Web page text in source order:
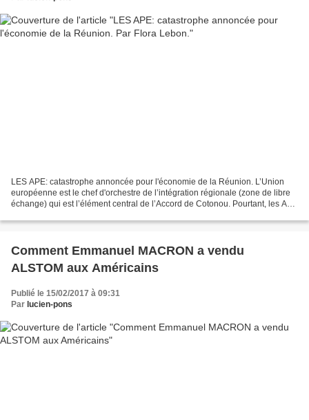
LES APE: catastrophe annoncée pour l'économie de la Réunion. L’Union
européenne est le chef d'orchestre de l’intégration régionale (zone de libre
échange) qui est l’élément central de l’Accord de Cotonou. Pourtant, les APE
Comment Emmanuel MACRON a vendu
ALSTOM aux Américains
Publié le 15/02/2017 à 09:31
Par lucien-pons